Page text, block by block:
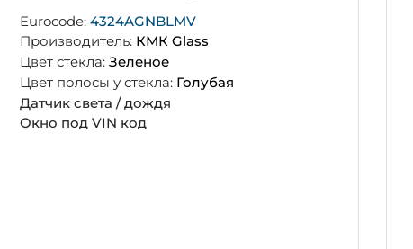
Eurocode: 4324AGNBLMV
Производитель: КМК Glass
Цвет стекла: Зеленое
Цвет полосы у стекла: Голубая
Датчик света / дождя
Окно под VIN код